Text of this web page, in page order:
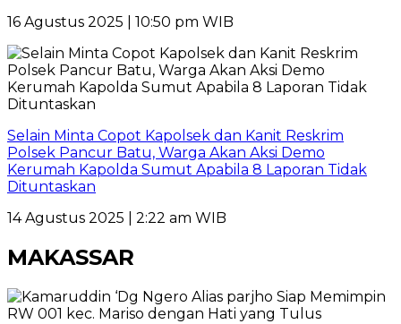
16 Agustus 2025 | 10:50 pm WIB
Selain Minta Copot Kapolsek dan Kanit Reskrim
Polsek Pancur Batu, Warga Akan Aksi Demo
Kerumah Kapolda Sumut Apabila 8 Laporan Tidak
Dituntaskan
14 Agustus 2025 | 2:22 am WIB
MAKASSAR